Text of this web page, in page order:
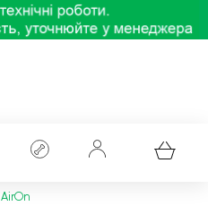
AirOn